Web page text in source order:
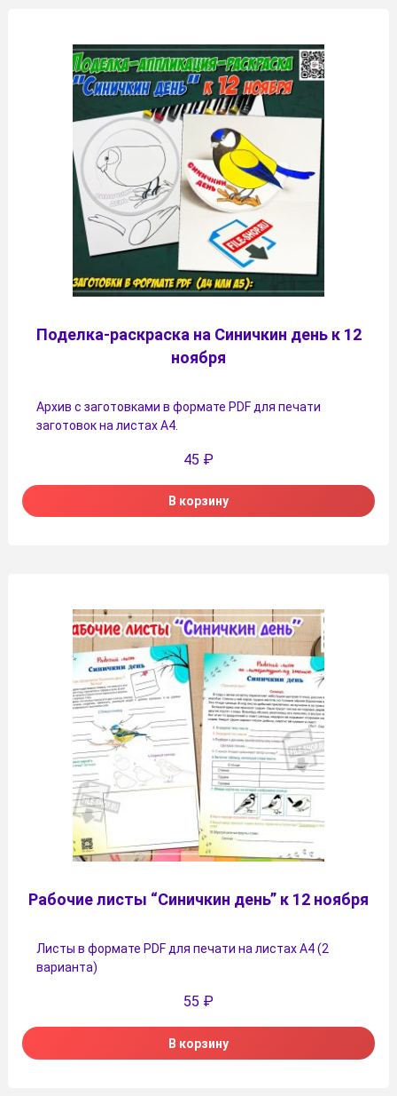
Поделка-раскраска на Синичкин день к 12
ноября
Архив с заготовками в формате PDF для печати
заготовок на листах А4.
45 ₽
В корзину
Рабочие листы “Синичкин день” к 12 ноября
Листы в формате PDF для печати на листах А4 (2
варианта)
55 ₽
В корзину